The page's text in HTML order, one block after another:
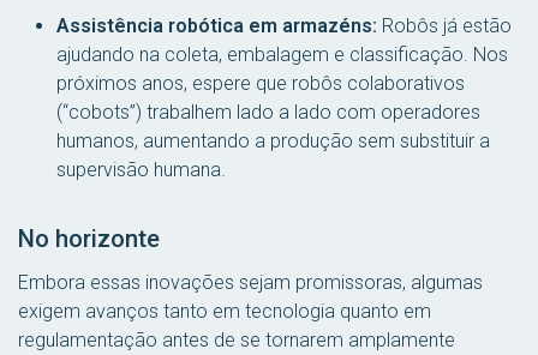
Assistência robótica em armazéns: Robôs já estão
ajudando na coleta, embalagem e classificação. Nos
próximos anos, espere que robôs colaborativos
(“cobots”) trabalhem lado a lado com operadores
humanos, aumentando a produção sem substituir a
supervisão humana.
No horizonte
Embora essas inovações sejam promissoras, algumas
exigem avanços tanto em tecnologia quanto em
regulamentação antes de se tornarem amplamente